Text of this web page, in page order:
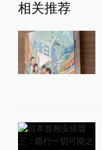
相关推荐